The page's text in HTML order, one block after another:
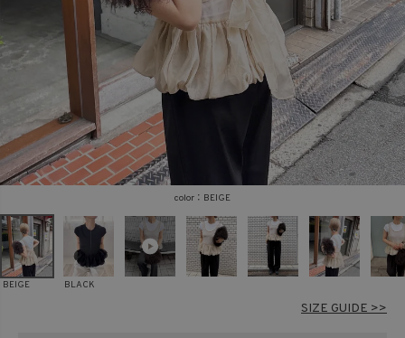
カラー
〜
BEIGE
BEIGE BLACK
SIZE GUIDE >>